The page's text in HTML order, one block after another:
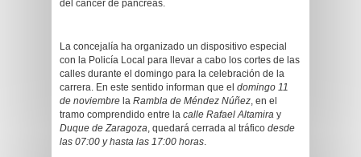
del cáncer de páncreas.
La concejalía ha organizado un dispositivo especial
con la Policía Local para llevar a cabo los cortes de las
calles durante el domingo para la celebración de la
carrera. En este sentido informan que el domingo 11
de noviembre la Rambla de Méndez Núñez, en el
tramo comprendido entre la calle Rafael Altamira y
Duque de Zaragoza, quedará cerrada al tráfico desde
las 07:00 y hasta las 17:00 horas.